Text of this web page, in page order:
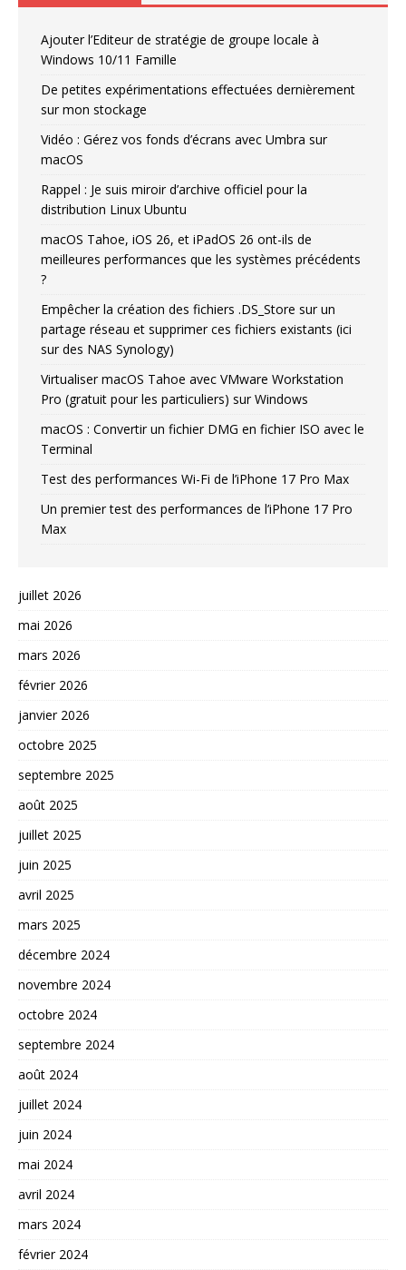
Ajouter l’Editeur de stratégie de groupe locale à
Windows 10/11 Famille
De petites expérimentations effectuées dernièrement
sur mon stockage
Vidéo : Gérez vos fonds d’écrans avec Umbra sur
macOS
Rappel : Je suis miroir d’archive officiel pour la
distribution Linux Ubuntu
macOS Tahoe, iOS 26, et iPadOS 26 ont-ils de
meilleures performances que les systèmes précédents
?
Empêcher la création des fichiers .DS_Store sur un
partage réseau et supprimer ces fichiers existants (ici
sur des NAS Synology)
Virtualiser macOS Tahoe avec VMware Workstation
Pro (gratuit pour les particuliers) sur Windows
macOS : Convertir un fichier DMG en fichier ISO avec le
Terminal
Test des performances Wi-Fi de l’iPhone 17 Pro Max
Un premier test des performances de l’iPhone 17 Pro
Max
juillet 2026
mai 2026
mars 2026
février 2026
janvier 2026
octobre 2025
septembre 2025
août 2025
juillet 2025
juin 2025
avril 2025
mars 2025
décembre 2024
novembre 2024
octobre 2024
septembre 2024
août 2024
juillet 2024
juin 2024
mai 2024
avril 2024
mars 2024
février 2024